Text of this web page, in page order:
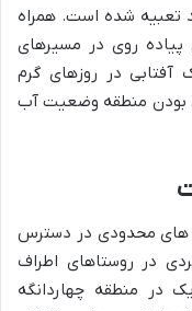
تعبیه شده است. همراه
روی در مسیرهای
در روزهای گرم
بودن منطقه وضعیت آب
های محدودی در دسترس
در روستاهای اطراف
در منطقه چهاردانگه